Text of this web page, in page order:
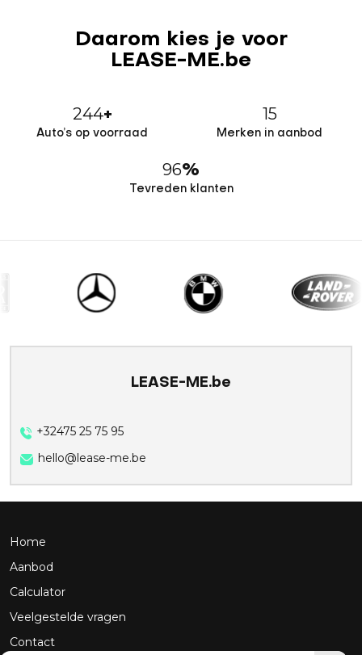
Daarom kies je voor
LEASE-ME.be
244+
Auto’s op voorraad
15
Merken in aanbod
96%
Tevreden klanten
LEASE-ME.be
+32475 25 75 95
hello@lease-me.be
Home
Aanbod
Calculator
Veelgestelde vragen
Contact